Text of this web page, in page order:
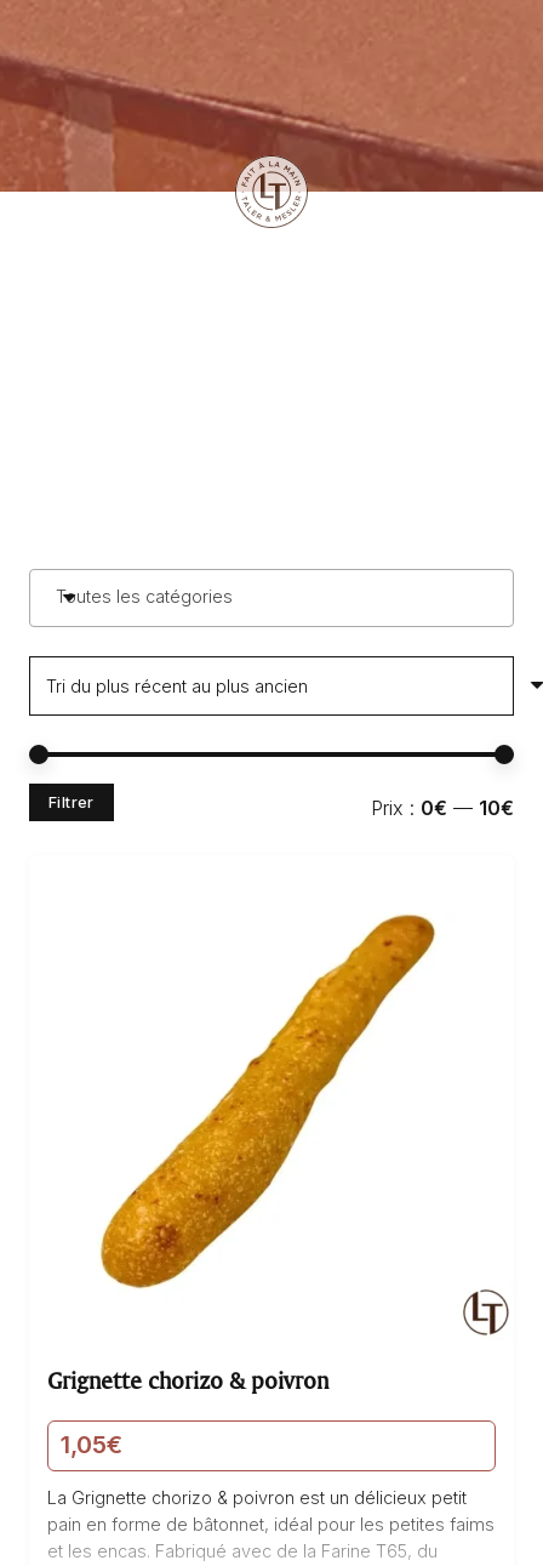
Toutes les catégories
Filtrer Prix : 0€ — 10€
Grignette chorizo & poivron
1,05€
La Grignette chorizo & poivron est un délicieux petit
pain en forme de bâtonnet, idéal pour les petites faims
et les encas. Fabriqué avec de la Farine T65, du